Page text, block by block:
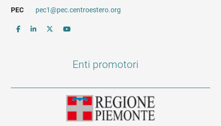
PEC
pec1@pec.centroestero.org
Enti promotori